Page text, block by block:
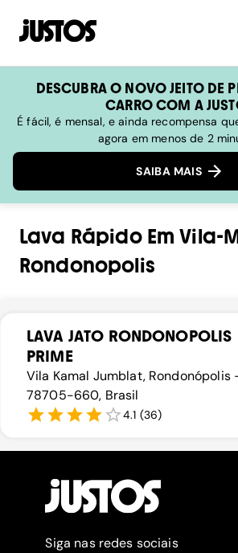
DESCUBRA O NOVO JEITO DE
CARRO COM A
É fácil, é mensal, e ainda recompensa
agora em menos de 2
SAIBA MAIS
Lava RápidoEmVila-
Rondonopolis
LAVA JATO RONDONOPOLIS
PRIME
Vila Kamal Jumblat, Rondonópolis
78705-660, Brasil
4.1 (36)
Siga nas redes sociais